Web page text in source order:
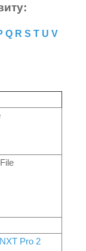
Q R S T U V
Pro 2